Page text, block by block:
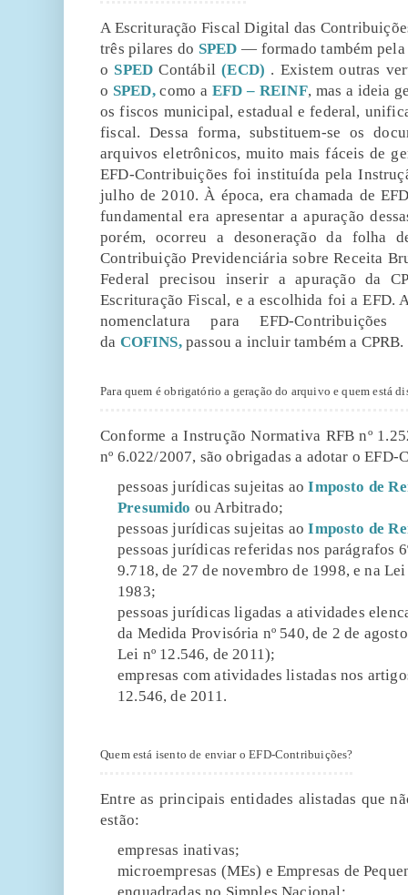
A Escrituração Fiscal Digital das
três pilares do SPED — formado também
o SPED Contábil(ECD) . Existem outras
o SPED,como a EFD – REINF, mas a ideia
os fiscos municipal, estadual e federal,
fiscal. Dessa forma, substituem-se os
arquivos eletrônicos, muito mais fáceis de
EFD-Contribuições foi instituída pela
julho de 2010. À época, era chamada de
fundamental era apresentar a apuração
porém, ocorreu a desoneração da folha
Contribuição Previdenciária sobre Receita
Federal precisou inserir a apuração da
Escrituração Fiscal, e a escolhida foi a EFD.
nomenclatura para EFD-
da COFINS,passou a incluir também a CPRB.
Para quem é obrigatório a geração do arquivo e quem está
Conforme a Instrução Normativa RFB nº
nº 6.022/2007, são obrigadas a adotar o EFD-
pessoas jurídicas sujeitas aoImposto de
Presumido ou Arbitrado;
pessoas jurídicas sujeitas aoImposto de
pessoas jurídicas referidas nos parágrafos
9.718, de 27 de novembro de 1998, e na
1983;
pessoas jurídicas ligadas a atividades
da Medida Provisória nº 540, de 2 de
Lei nº 12.546, de 2011);
empresas com atividades listadas nos
12.546, de 2011.
Quem está isento de enviar o EFD-Contribuições?
Entre as principais entidades alistadas que
estão:
empresas inativas;
microempresas (MEs) e Empresas de